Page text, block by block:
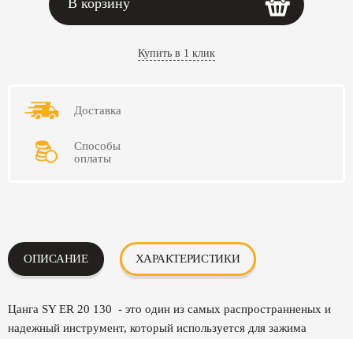
В корзину
Купить в 1 клик
Доставка
Способы
оплаты
ОПИСАНИЕ ХАРАКТЕРИСТИКИ
Цанга SY ER 20 130 - это один из самых распространненых и
надежный инструмент, который используется для зажима